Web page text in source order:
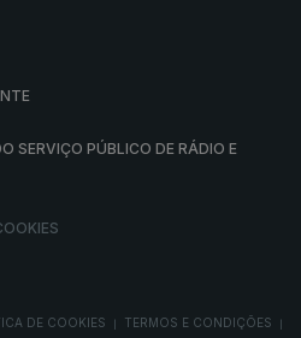
SERVIÇO PÚBLICO DE RÁDIO E
DE COOKIES TERMOS E CONDIÇÕES